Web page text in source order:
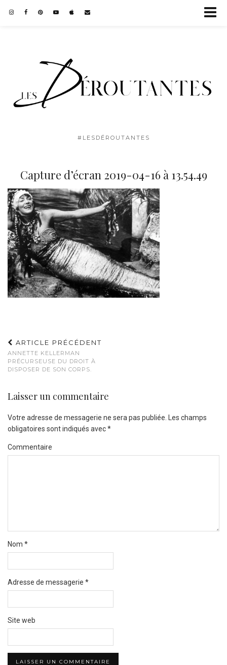
#LESDÉROUTANTES
Capture d’écran 2019-04-16 à 13.54.49
ARTICLE PRÉCÉDENT
ANNETTE KELLERMAN
PRÉCURSEUSE DU DROIT À
DISPOSER DE SON CORPS.
Laisser un commentaire
Votre adresse de messagerie ne sera pas publiée.
Les champs
obligatoires sont indiqués avec*
Commentaire
Nom *
Adresse de messagerie *
Site web